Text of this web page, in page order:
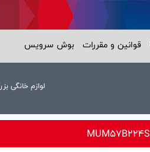
قوانین و مقررات بوش سرویس
لوازم خانگی